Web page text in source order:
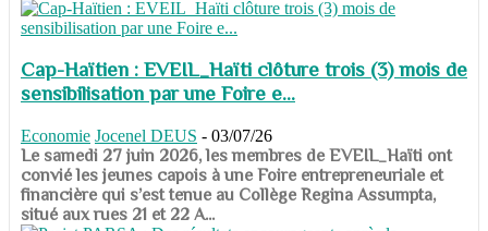
Cap-Haïtien : EVEIL_Haïti clôture trois (3) mois de
sensibilisation par une Foire e...
Economie Jocenel DEUS - 03/07/26
Le samedi 27 juin 2026, les membres de EVEIL_Haïti ont
convié les jeunes capois à une Foire entrepreneuriale et
financière qui s’est tenue au Collège Regina Assumpta,
situé aux rues 21 et 22 A...